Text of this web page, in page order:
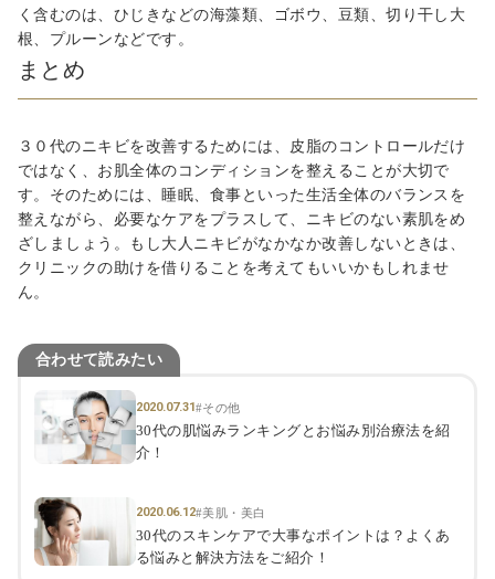
く含むのは、ひじきなどの海藻類、ゴボウ、豆類、切り干し大
根、プルーンなどです。
まとめ
３０ 代のニキビを改善するためには、皮脂のコントロールだけ
ではなく、お肌全体のコンディションを整えることが大切で
す。そのためには、睡眠、食事といった生活全体のバランスを
整えながら、必要なケアをプラスして、ニキビのない素肌をめ
ざしましょう。もし大人ニキビがなかなか改善しないときは、
クリニックの助けを借りることを考えてもいいかもしれませ
ん。
合わせて読みたい
2020.07.31#その他
30代の肌悩みランキングとお悩み別治療法を紹
介！
2020.06.12#美肌・美白
30代のスキンケアで大事なポイントは？よくあ
る悩みと解決方法をご紹介！